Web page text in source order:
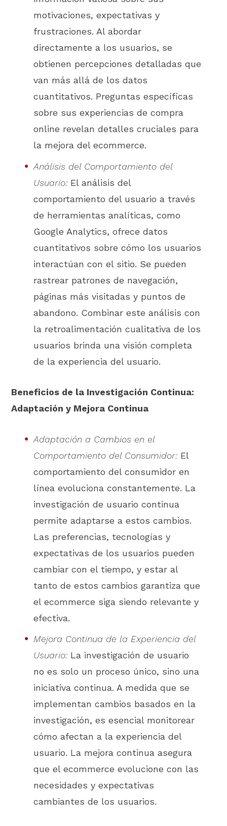
motivaciones, expectativas y
frustraciones. Al abordar
directamente a los usuarios, se
obtienen percepciones detalladas que
van más allá de los datos
cuantitativos. Preguntas específicas
sobre sus experiencias de compra
online revelan detalles cruciales para
la mejora del ecommerce.
Análisis del Comportamiento del
Usuario: El análisis del
comportamiento del usuario a través
de herramientas analíticas, como
Google Analytics, ofrece datos
cuantitativos sobre cómo los usuarios
interactúan con el sitio. Se pueden
rastrear patrones de navegación,
páginas más visitadas y puntos de
abandono. Combinar este análisis con
la retroalimentación cualitativa de los
usuarios brinda una visión completa
de la experiencia del usuario.
Beneficios de la Investigación Continua:
Adaptación y Mejora Continua
Adaptación a Cambios en el
Comportamiento del Consumidor: El
comportamiento del consumidor en
línea evoluciona constantemente. La
investigación de usuario continua
permite adaptarse a estos cambios.
Las preferencias, tecnologías y
expectativas de los usuarios pueden
cambiar con el tiempo, y estar al
tanto de estos cambios garantiza que
el ecommerce siga siendo relevante y
efectiva.
Mejora Continua de la Experiencia del
Usuario: La investigación de usuario
no es solo un proceso único, sino una
iniciativa continua. A medida que se
implementan cambios basados en la
investigación, es esencial monitorear
cómo afectan a la experiencia del
usuario. La mejora continua asegura
que el ecommerce evolucione con las
necesidades y expectativas
cambiantes de los usuarios.